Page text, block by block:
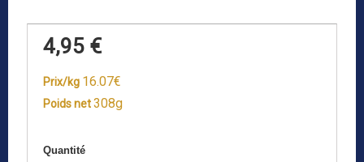
4,95 €
Prix/kg 16.07€
Poids net308g
Quantité